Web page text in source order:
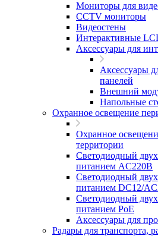
Мониторы для
CCTV мониторы
Видеостены
Интерактивные
Аксессуары для
Аксессуары
панелей
Внешний
Напольные
Охранное освещение
Охранное
территории
Светодиодный
питанием AC220В
Светодиодный
питанием DC12/
Светодиодный
питанием PoE
Аксессуары для
Радары для транспорта,